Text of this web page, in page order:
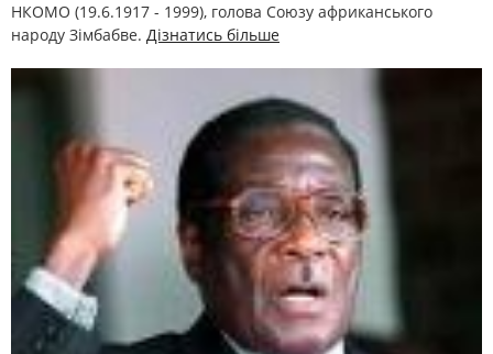
НКОМО (19.6.1917 - 1999), голова Союзу африканського
народу Зімбабве. Дізнатись більше